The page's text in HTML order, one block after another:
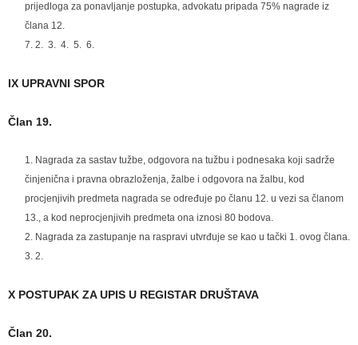
prijedloga za ponavljanje postupka, advokatu pripada 75% nagrade iz
člana 12.
2. 3. 4. 5. 6.
IX UPRAVNI SPOR
Član 19.
Nagrada za sastav tužbe, odgovora na tužbu i podnesaka koji sadrže
činjenična i pravna obrazloženja, žalbe i odgovora na žalbu, kod
procjenjivih predmeta nagrada se određuje po članu 12. u vezi sa članom
13., a kod neprocjenjivih predmeta ona iznosi 80 bodova.
Nagrada za zastupanje na raspravi utvrđuje se kao u tački 1. ovog člana.
2.
X POSTUPAK ZA UPIS U REGISTAR DRUŠTAVA
Član 20.